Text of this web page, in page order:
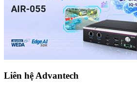
Liên hệ Advantech